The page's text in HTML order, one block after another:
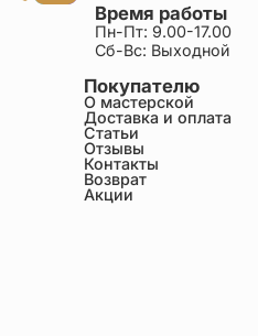
Покупателю
О мастерской
Доставка и оплата
Статьи
Отзывы
Контакты
Возврат
Акции
Время работы
Пн-Пт: 9.00-17.00
Сб-Вс: Выходной